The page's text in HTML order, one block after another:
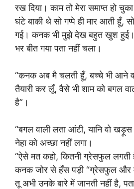
रख दिया। काम तो मेरा समाप्त हो
घंटे बाकी थे सो गप्पे ही मार आती
गई। कनक भी मुझे देख बहुत खुश
भर बीत गया पता नहीं चला।
“कनक अब मै चलती हूँ, बच्चे भी आने
तैयारी कर लूँ, वैसे भी शाम को बगल
है”।
“बगल वाली लता आंटी, यानि वो खड़ूस
नेहा को अच्छा नहीं लगा।
“ऐसे मत कहो, कितनी ग्रेसफुल लगती
कनक जोर से हँस पड़ी “ग्रेसफुल
तू अभी उनके बारे में जानती नहीं है,